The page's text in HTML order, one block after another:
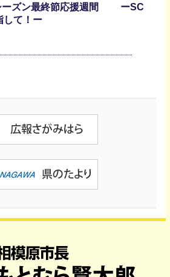
ーズン最終節応援週間 ーSC
て！ー